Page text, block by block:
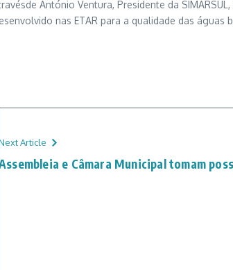
António Ventura, Presidente da
nas ETAR para a qualidade das águas
Next Article
e Câmara Municipal tomam